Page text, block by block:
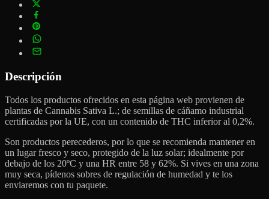
Descripción
Todos los productos ofrecidos en esta página web provienen de
plantas de Cannabis Sativa L.; de semillas de cáñamo industrial
certificadas por la UE, con un contenido de THC inferior al 0,2%.
Son productos perecederos, por lo que se recomienda mantener en
un lugar fresco y seco, protegido de la luz solar; idealmente por
debajo de los 20ºC y una HR entre 58 y 62%. Si vives en una zona
muy seca, pídenos sobres de regulación de humedad y te los
enviaremos con tu paquete.